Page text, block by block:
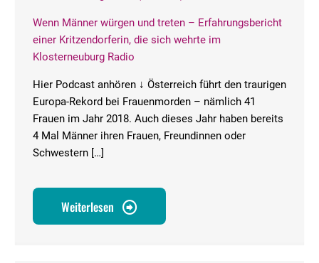
Wenn Männer würgen und treten – Erfahrungsbericht
einer Kritzendorferin, die sich wehrte im
Klosterneuburg Radio
Hier Podcast anhören ↓ Österreich führt den traurigen
Europa-Rekord bei Frauenmorden – nämlich 41
Frauen im Jahr 2018. Auch dieses Jahr haben bereits
4 Mal Männer ihren Frauen, Freundinnen oder
Schwestern […]
Weiterlesen